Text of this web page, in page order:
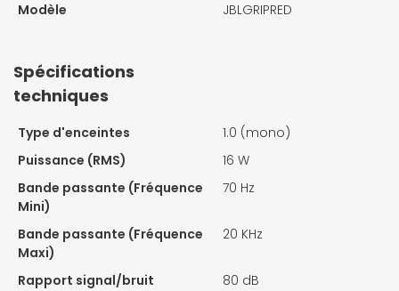
Modèle
JBLGRIPRED
Spécifications
techniques
Type d'enceintes
1.0 (mono)
Puissance (RMS)
16 W
Bande passante (Fréquence
Mini)
70 Hz
Bande passante (Fréquence
Maxi)
20 KHz
Rapport signal/bruit
80 dB